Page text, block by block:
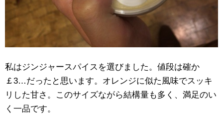
私はジンジャースパイスを選びました。値段は確か
￡3…だったと思います。オレンジに似た風味でスッキ
リした甘さ。このサイズながら結構量も多く、満足のい
く一品です。